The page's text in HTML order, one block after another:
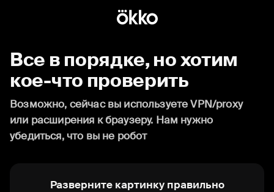
Все в порядке, но хотим
кое-что проверить
Возможно, сейчас вы используете VPN/proxy
или расширения к браузеру. Нам нужно
убедиться, что вы не робот
Разверните картинку правильно